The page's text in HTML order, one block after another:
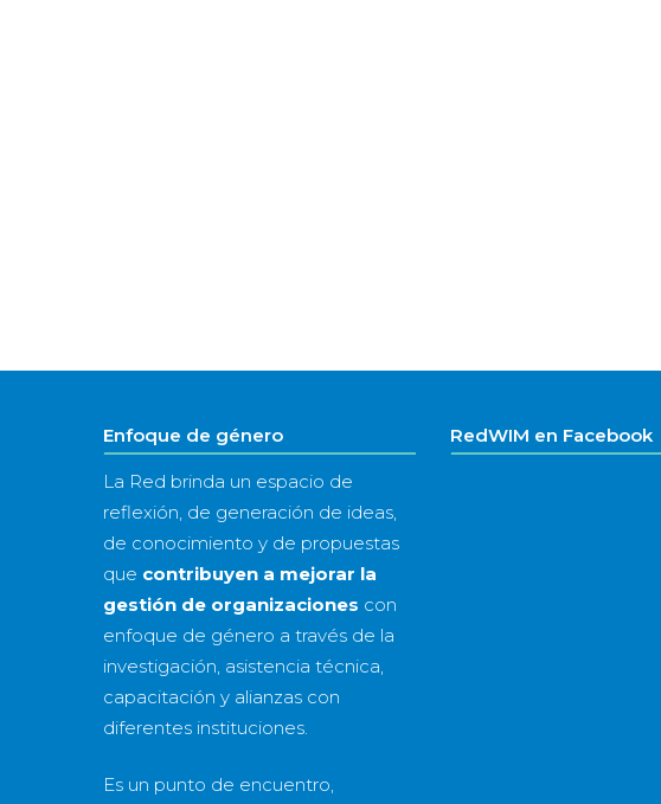
Enfoque de género
La Red brinda un espacio de
reflexión, de generación de ideas,
de conocimiento y de propuestas
que contribuyen a mejorar la
gestión de organizaciones con
enfoque de género a través de la
investigación, asistencia técnica,
capacitación y alianzas con
diferentes instituciones.
Es un punto de encuentro,
RedWIM en Facebook